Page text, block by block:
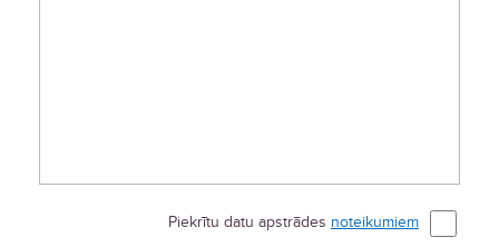
Piekrītu datu apstrādes noteikumiem